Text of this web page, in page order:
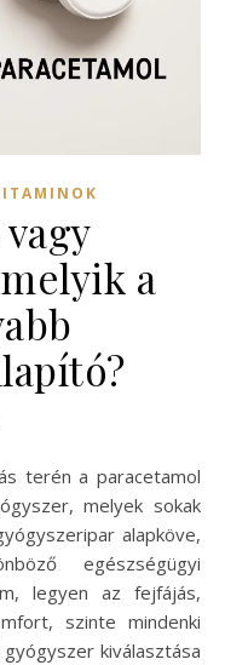
a
melyek sokak
alapköve,
egészségügyi
legyen az fejfájás,
szinte mindenki
kiválasztása